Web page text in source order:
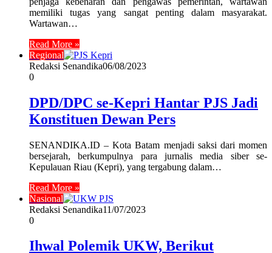
memiliki tugas yang sangat penting dalam masyarakat.
Wartawan…
Read More »
Regional
Redaksi Senandika06/08/2023
0
DPD/DPC se-Kepri Hantar PJS Jadi
Konstituen Dewan Pers
SENANDIKA.ID – Kota Batam menjadi saksi dari momen
bersejarah, berkumpulnya para jurnalis media siber se-
Kepulauan Riau (Kepri), yang tergabung dalam…
Read More »
Nasional
Redaksi Senandika11/07/2023
0
Ihwal Polemik UKW, Berikut